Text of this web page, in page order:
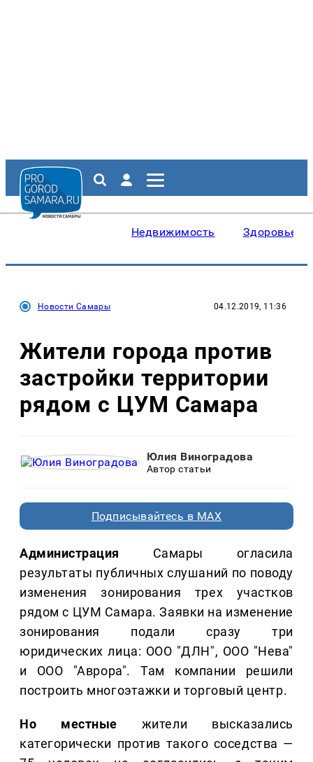
Недвижимость Здоровье
Новости Самары 04.12.2019, 11:36
Жители города против
застройки территории
рядом с ЦУМ Самара
Юлия Виноградова
Автор статьи
Подписывайтесь в MAX
Администрация Самары огласила
результаты публичных слушаний по поводу
изменения зонирования трех участков
рядом с ЦУМ Самара. Заявки на изменение
зонирования подали сразу три
юридических лица: ООО "ДЛН", ООО "Нева"
и ООО "Аврора". Там компании решили
построить многоэтажки и торговый центр.
Но местные жители высказались
категорически против такого соседства —